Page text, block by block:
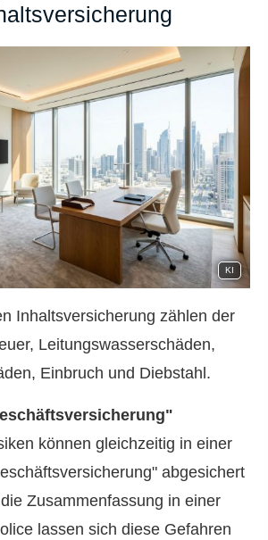
KI
Inhaltsversicherung zählen der
Leitungswasserschäden,
Einbruch und Diebstahl.
können gleichzeitig in einer
abgesichert
Zusammenfassung in einer
lassen sich diese Gefahren